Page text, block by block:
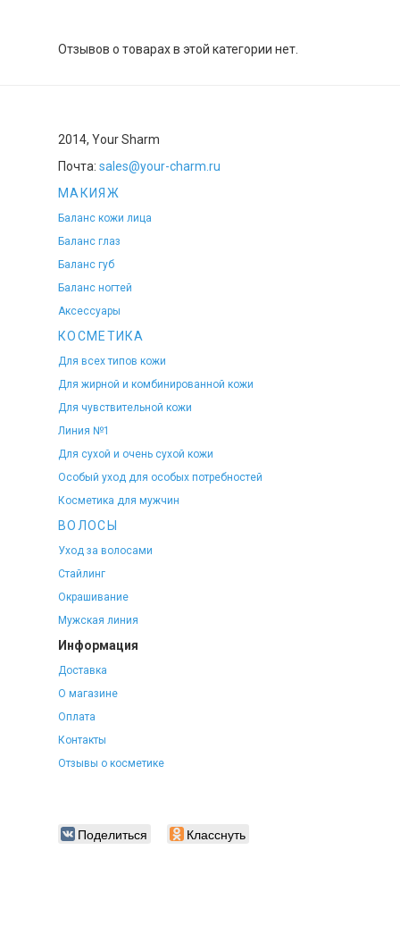
Отзывов о товарах в этой категории нет.
2014, Your Sharm
Почта: sales@your-charm.ru
МАКИЯЖ
Баланс кожи лица
Баланс глаз
Баланс губ
Баланс ногтей
Аксессуары
КОСМЕТИКА
Для всех типов кожи
Для жирной и комбинированной кожи
Для чувствительной кожи
Линия №1
Для сухой и очень сухой кожи
Особый уход для особых потребностей
Косметика для мужчин
ВОЛОСЫ
Уход за волосами
Стайлинг
Окрашивание
Мужская линия
Информация
Доставка
О магазине
Оплата
Контакты
Отзывы о косметике
Поделиться Класснуть